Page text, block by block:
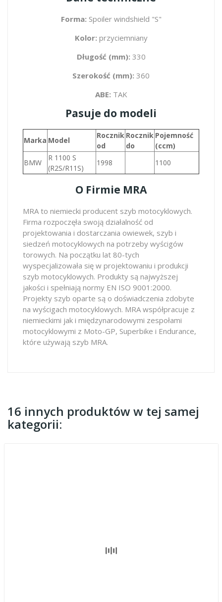
Forma: Spoiler windshield "S"
Kolor: przyciemniany
Długość (mm): 330
Szerokość (mm): 360
ABE: TAK
Pasuje do modeli
Marka Model
Rocznik
od
Rocznik
do
Pojemność
(ccm)
BMW
R 1100 S
(R2S/R11S)
1998 1100
O Firmie MRA
MRA to niemiecki producent szyb motocyklowych.
Firma rozpoczęła swoją działalność od
projektowania i dostarczania owiewek, szyb i
siedzeń motocyklowych na potrzeby wyścigów
torowych. Na początku lat 80-tych
wyspecjalizowała się w projektowaniu i produkcji
szyb motocyklowych. Produkty są najwyższej
jakości i spełniają normy EN ISO 9001:2000.
Projekty szyb oparte są o doświadczenia zdobyte
na wyścigach motocyklowych. MRA współpracuje z
niemieckimi jak i międzynarodowymi zespołami
motocyklowymi z Moto-GP, Superbike i Endurance,
które używają szyb MRA.
16 innych produktów w tej samej
kategorii: